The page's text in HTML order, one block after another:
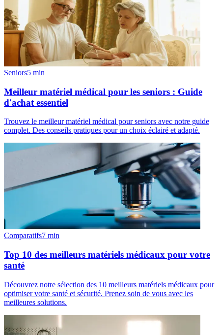
Seniors5 min
Meilleur matériel médical pour les seniors : Guide
d'achat essentiel
Trouvez le meilleur matériel médical pour seniors avec notre guide
complet. Des conseils pratiques pour un choix éclairé et adapté.
Comparatifs7 min
Top 10 des meilleurs matériels médicaux pour votre
santé
Découvrez notre sélection des 10 meilleurs matériels médicaux pour
optimiser votre santé et sécurité. Prenez soin de vous avec les
meilleures solutions.